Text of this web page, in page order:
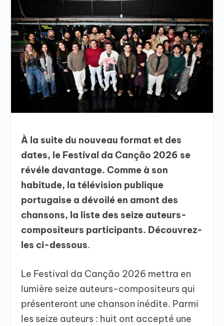
À la suite du nouveau format et des
dates, le Festival da Canção 2026 se
révéle davantage. Comme à son
habitude, la télévision publique
portugaise a dévoilé en amont des
chansons, la liste des seize auteurs-
compositeurs participants. Découvrez-
les ci-dessous.
Le Festival da Canção 2026 mettra en
lumière seize auteurs-compositeurs qui
présenteront une chanson inédite. Parmi
les seize auteurs : huit ont accepté une